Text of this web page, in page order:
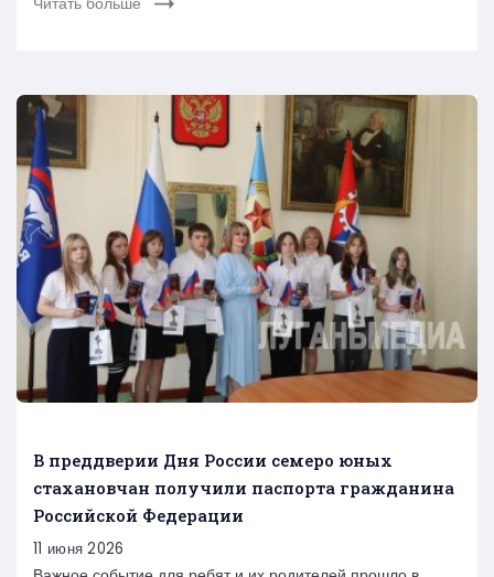
В преддверии Дня России семеро юных
стахановчан получили паспорта гражданина
Российской Федерации
11 июня 2026